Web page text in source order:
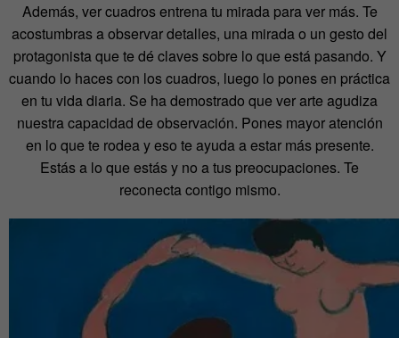
Además, ver cuadros entrena tu mirada para ver más. Te
acostumbras a observar detalles, una mirada o un gesto del
protagonista que te dé claves sobre lo que está pasando. Y
cuando lo haces con los cuadros, luego lo pones en práctica
en tu vida diaria. Se ha demostrado que ver arte agudiza
nuestra capacidad de observación. Pones mayor atención
en lo que te rodea y eso te ayuda a estar más presente.
Estás a lo que estás y no a tus preocupaciones. Te
reconecta contigo mismo.